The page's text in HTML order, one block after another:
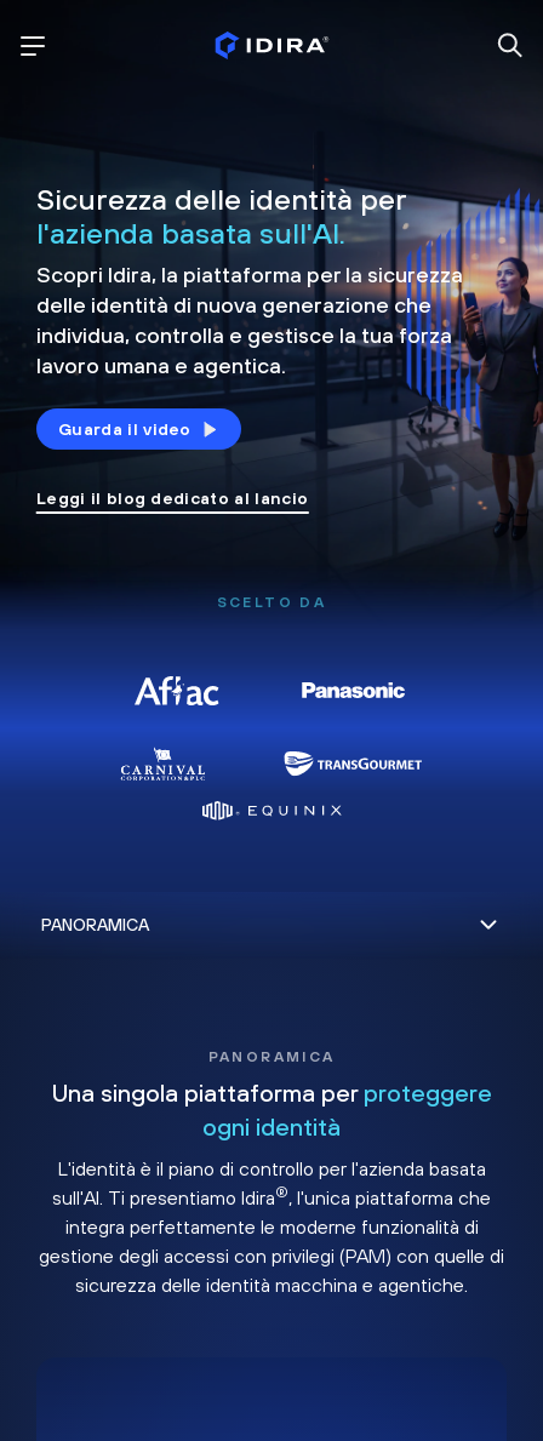
Sicurezza delle identità per
l'azienda basata sull'AI.
Scopri Idira, la piattaforma per la sicurezza
delle identità di nuova generazione che
individua, controlla e gestisce la tua forza
lavoro umana e agentica.
Guarda il video
Leggi il blog dedicato al lancio
SCELTO DA
PANORAMICA
Una singola piattaforma per proteggere
ogni identità
L'identità è il piano di controllo per l'azienda basata
sull'AI. Ti presentiamo Idira®, l'unica piattaforma che
integra perfettamente le moderne funzionalità di
gestione degli accessi con privilegi (PAM) con quelle di
sicurezza delle identità macchina e agentiche.